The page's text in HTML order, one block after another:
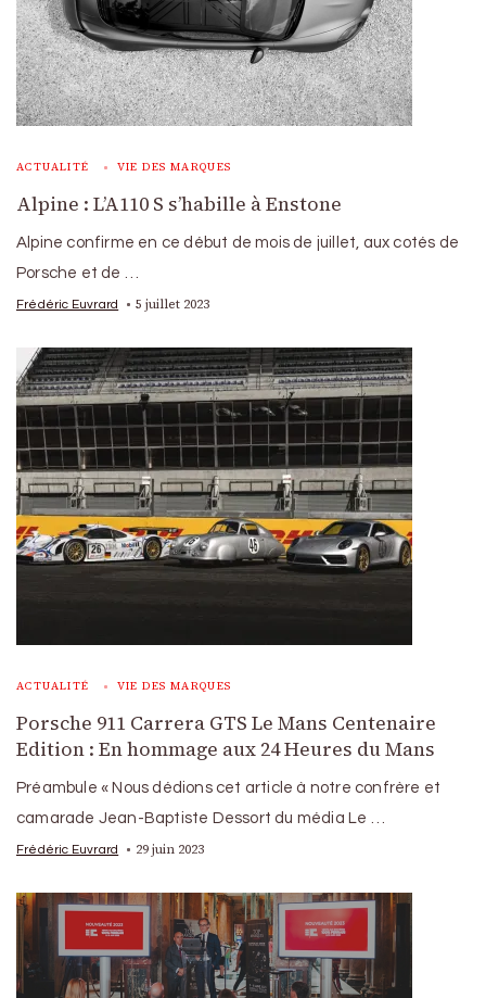
ACTUALITÉ VIE DES MARQUES
Alpine : L’A110 S s’habille à Enstone
Alpine confirme en ce début de mois de juillet, aux cotés de
Porsche et de …
Frédéric Euvrard 5 juillet 2023
ACTUALITÉ VIE DES MARQUES
Porsche 911 Carrera GTS Le Mans Centenaire
Edition : En hommage aux 24 Heures du Mans
Préambule « Nous dédions cet article à notre confrère et
camarade Jean-Baptiste Dessort du média Le …
Frédéric Euvrard 29 juin 2023